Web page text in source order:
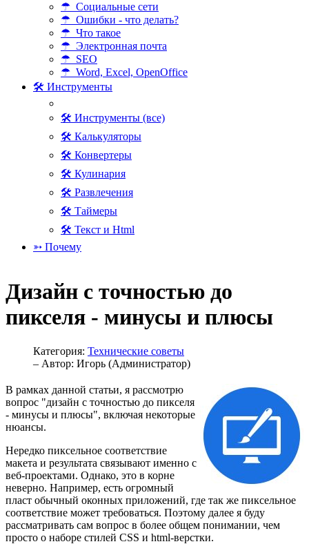
☂ Социальные сети
☂ Ошибки - что делать?
☂ Что такое
☂ Электронная почта
☂ SEO
☂ Word, Excel, OpenOffice
🛠 Инструменты
🛠 Инструменты (все)
🛠 Калькуляторы
🛠 Конвертеры
🛠 Кулинария
🛠 Развлечения
🛠 Таймеры
🛠 Текст и Html
➳ Почему
Дизайн с точностью до
пикселя - минусы и плюсы
Категория: Технические советы
– Автор: Игорь (Администратор)
В рамках данной статьи, я рассмотрю
вопрос "дизайн с точностью до пикселя
- минусы и плюсы", включая некоторые
нюансы.
Нередко пиксельное соответствие
макета и результата связывают именно с
веб-проектами. Однако, это в корне
неверно. Например, есть огромный
пласт обычный оконных приложений, где так же пиксельное
соответствие может требоваться. Поэтому далее я буду
рассматривать сам вопрос в более общем понимании, чем
просто о наборе стилей CSS и html-верстки.